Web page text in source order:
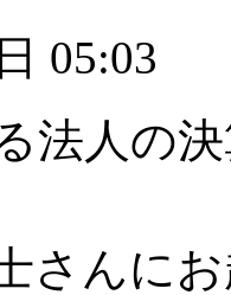
05:03
法人の
さんに